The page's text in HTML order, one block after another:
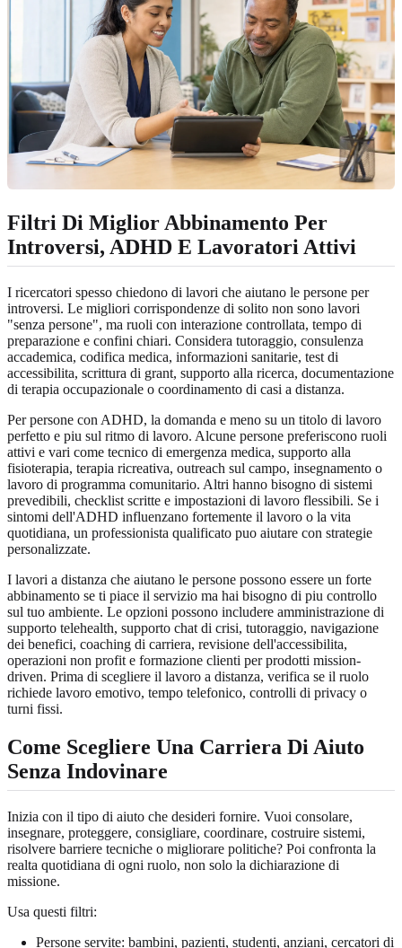
Filtri Di Miglior Abbinamento Per
Introversi, ADHD E Lavoratori Attivi
I ricercatori spesso chiedono di lavori che aiutano le persone per
introversi. Le migliori corrispondenze di solito non sono lavori
"senza persone", ma ruoli con interazione controllata, tempo di
preparazione e confini chiari. Considera tutoraggio, consulenza
accademica, codifica medica, informazioni sanitarie, test di
accessibilita, scrittura di grant, supporto alla ricerca, documentazione
di terapia occupazionale o coordinamento di casi a distanza.
Per persone con ADHD, la domanda e meno su un titolo di lavoro
perfetto e piu sul ritmo di lavoro. Alcune persone preferiscono ruoli
attivi e vari come tecnico di emergenza medica, supporto alla
fisioterapia, terapia ricreativa, outreach sul campo, insegnamento o
lavoro di programma comunitario. Altri hanno bisogno di sistemi
prevedibili, checklist scritte e impostazioni di lavoro flessibili. Se i
sintomi dell'ADHD influenzano fortemente il lavoro o la vita
quotidiana, un professionista qualificato puo aiutare con strategie
personalizzate.
I lavori a distanza che aiutano le persone possono essere un forte
abbinamento se ti piace il servizio ma hai bisogno di piu controllo
sul tuo ambiente. Le opzioni possono includere amministrazione di
supporto telehealth, supporto chat di crisi, tutoraggio, navigazione
dei benefici, coaching di carriera, revisione dell'accessibilita,
operazioni non profit e formazione clienti per prodotti mission-
driven. Prima di scegliere il lavoro a distanza, verifica se il ruolo
richiede lavoro emotivo, tempo telefonico, controlli di privacy o
turni fissi.
Come Scegliere Una Carriera Di Aiuto
Senza Indovinare
Inizia con il tipo di aiuto che desideri fornire. Vuoi consolare,
insegnare, proteggere, consigliare, coordinare, costruire sistemi,
risolvere barriere tecniche o migliorare politiche? Poi confronta la
realta quotidiana di ogni ruolo, non solo la dichiarazione di
missione.
Usa questi filtri:
Persone servite: bambini, pazienti, studenti, anziani, cercatori di